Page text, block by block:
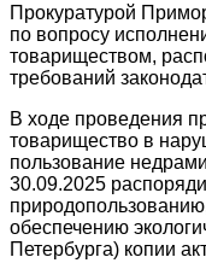
Прокуратурой
по вопросу
товариществом,
требований
В ходе проведения
товарищество в
пользование
30.09.2025
обеспечению
Петербурга) копии